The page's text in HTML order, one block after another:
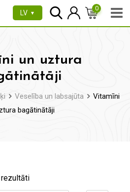
LV ▼
0
un uztura
Veselība un labsajūta
Vitamīni
bagātinātāji